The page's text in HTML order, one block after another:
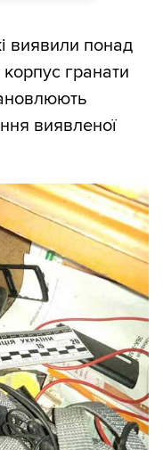
виявили понад
гранати
виявленої